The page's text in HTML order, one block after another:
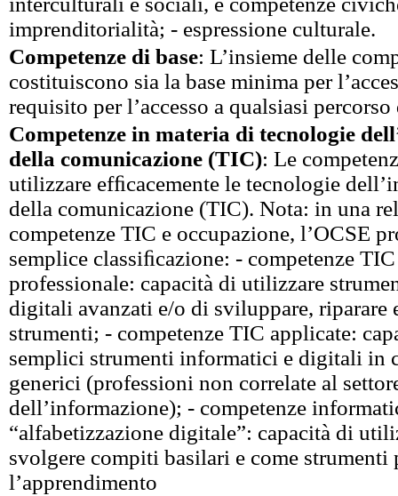
imprenditorialità; - espressione culturale.
Competenze di base: L’insieme delle
costituiscono sia la base minima per
requisito per l’accesso a qualsiasi
Competenze in materia di tecnologie
della comunicazione (TIC): Le
utilizzare efﬁcacemente le tecnologie
della comunicazione (TIC). Nota: in una
competenze TIC e occupazione, l’OCSE
semplice classiﬁcazione: - competenze
professionale: capacità di utilizzare
digitali avanzati e/o di sviluppare, riparare
strumenti; - competenze TIC applicate:
semplici strumenti informatici e digitali in
generici (professioni non correlate al
dell’informazione); - competenze
“alfabetizzazione digitale”: capacità di
svolgere compiti basilari e come strumenti
l’apprendimento